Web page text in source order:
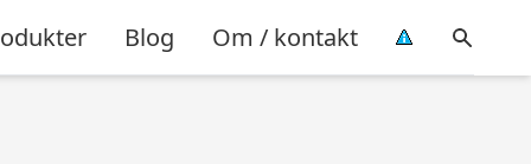
Blog Om / kontakt